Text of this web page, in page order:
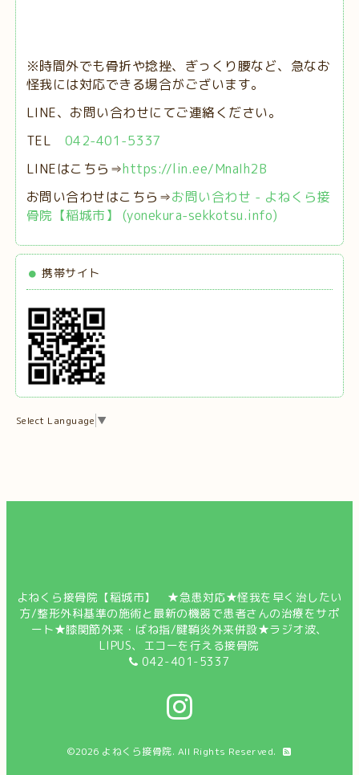
※時間外でも骨折や捻挫、ぎっくり腰など、急なお
怪我には対応できる場合がございます。
LINE、お問い合わせにてご連絡ください。
TEL 042-401-5337
LINEはこちら⇒https://lin.ee/MnaIh2B
お問い合わせはこちら⇒お問い合わせ - よねくら接
骨院【稲城市】 (yonekura-sekkotsu.info)
携帯サイト
Select Language ▼
よねくら接骨院【稲城市】 ★急患対応★怪我を早く治したい
方/整形外科基準の施術と最新の機器で患者さんの治療をサポ
ート★膝関節外来・ばね指/腱鞘炎外来併設★ラジオ波、
LIPUS、エコーを行える接骨院
042-401-5337
©2026 よねくら接骨院. All Rights Reserved.